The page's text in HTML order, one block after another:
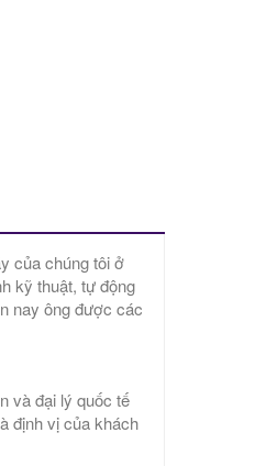
của chúng tôi ở
kỹ thuật, tự động
nay ông được các
và đại lý quốc tế
định vị của khách